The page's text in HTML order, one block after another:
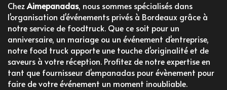
ChezAimepanadas, nous sommes spécialisés dans
l'organisation d'événements privés à Bordeaux grâce à
notre service de foodtruck. Que ce soit pour un
anniversaire, un mariage ou un événement d'entreprise,
notre food truck apporte une touche d'originalité et de
saveurs à votre réception. Profitez de notre expertise en
tant que fournisseur d'empanadas pour évènement pour
faire de votre événement un moment inoubliable.